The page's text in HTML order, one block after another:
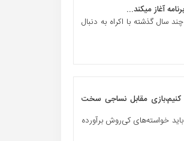
آغاز میکند...
گذشته با اکراه به دنبال
کنیم،بازی مقابل نساجی سخت
خواسته‌های کی‌روش برآورده